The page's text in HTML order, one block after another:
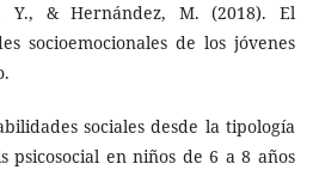
Y., & Hernández, M. (2018). El
socioemocionales de los jóvenes
sociales desde la tipología
psicosocial en niños de 6 a 8 años